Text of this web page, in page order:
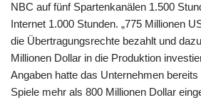
NBC auf fünf Spartenkanälen 1.500
Internet 1.000 Stunden. „775 Millionen
die Übertragungsrechte bezahlt und
Millionen Dollar in die Produktion
Angaben hatte das Unternehmen
Spiele mehr als 800 Millionen Dollar